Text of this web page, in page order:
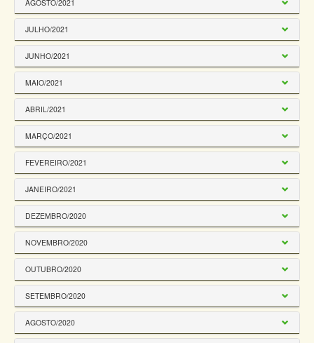
AGOSTO/2021
JULHO/2021
JUNHO/2021
MAIO/2021
ABRIL/2021
MARÇO/2021
FEVEREIRO/2021
JANEIRO/2021
DEZEMBRO/2020
NOVEMBRO/2020
OUTUBRO/2020
SETEMBRO/2020
AGOSTO/2020